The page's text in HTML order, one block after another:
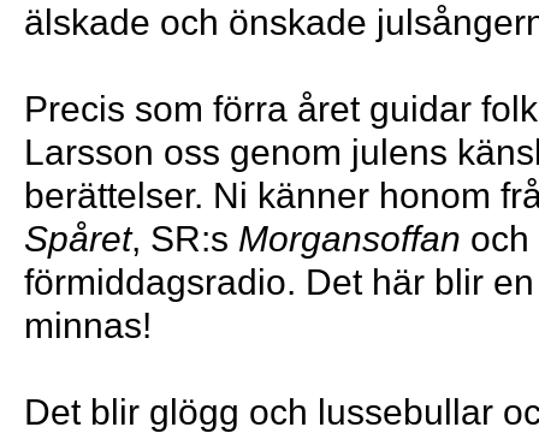
älskade och önskade
Precis som förra året guidar
Larsson oss genom julens
berättelser. Ni känner honom
Spåret, SR:s Morgansoffan och
förmiddagsradio. Det här blir
minnas!
Det blir glögg och lussebullar